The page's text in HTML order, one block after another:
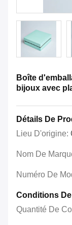
Boîte
bijoux avec
Détails De
Lieu D'origine:
Nom De
Numéro De
Conditions
Quantité De